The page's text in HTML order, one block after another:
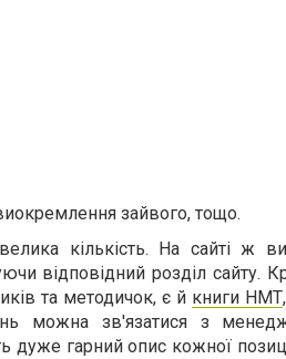
зайвого, тощо.
кількість. На сайті ж
відповідний розділ сайту.
та методичок, є й книги НМТ
можна зв'язатися з
дуже гарний опис кожної